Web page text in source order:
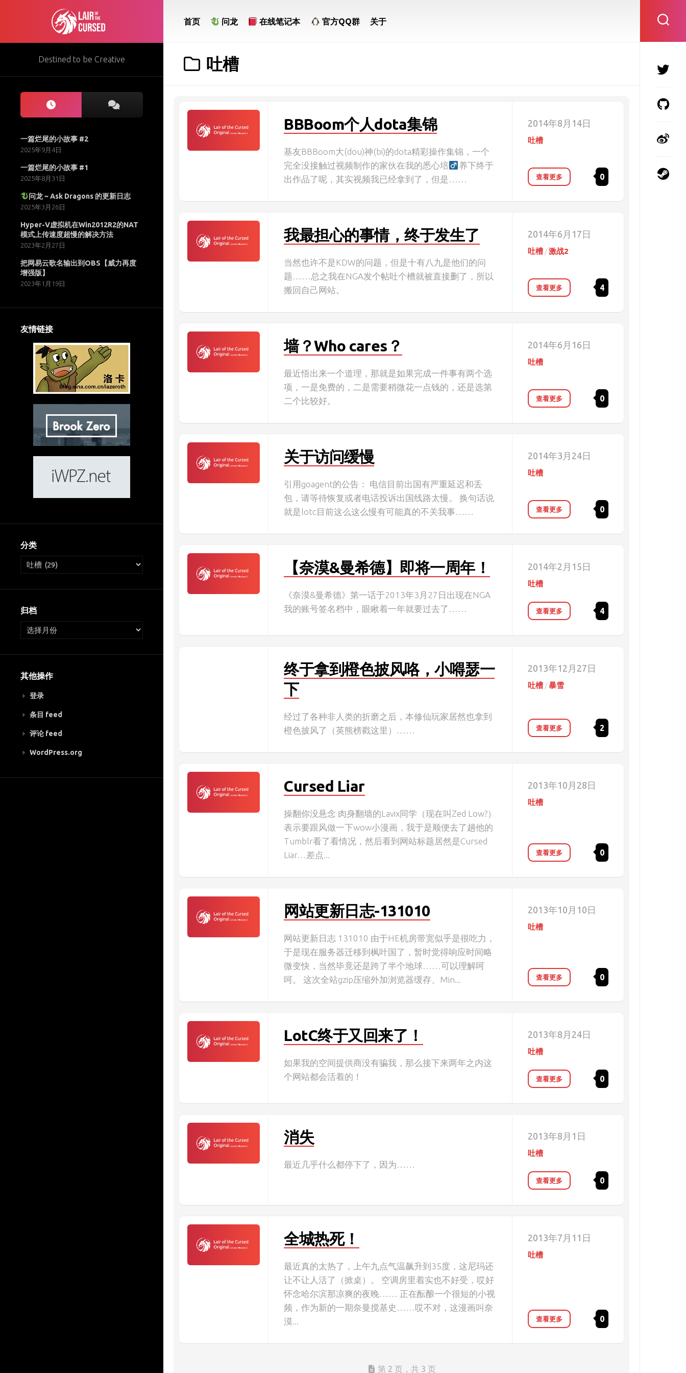
Destined to be Creative
一篇烂尾的小故事 #2
2025年9月4日
一篇烂尾的小故事 #1
2025年8月31日
问龙 ~ Ask Dragons 的更新日志
2025年3月26日
Hyper-V虚拟机在Win2012R2的NAT
模式上传速度超慢的解决方法
2023年2月27日
把网易云歌名输出到OBS【威力再度
增强版】
2023年1月19日
友情链接
分类
归档
其他操作
登录
条目 feed
评论 feed
WordPress.org
首页 问龙 在线笔记本 官方QQ群 关于
吐槽
BBBoom个人dota集锦
基友BBBoom大(dou)神(bi)的dota精彩操作集锦，一个
完全没接触过视频制作的家伙在我的悉心培
养下终于
出作品了呢，其实视频我已经拿到了，但是……
2014年8月14日
吐槽
0
查看更多
我最担心的事情，终于发生了
当然也许不是KDW的问题，但是十有八九是他们的问
题……总之我在NGA发个帖吐个槽就被直接删了，所以
搬回自己网站。
2014年6月17日
吐槽 /激战2
4
查看更多
墙？Who cares？
最近悟出来一个道理，那就是如果完成一件事有两个选
项，一是免费的，二是需要稍微花一点钱的，还是选第
二个比较好。
2014年6月16日
吐槽
0
查看更多
关于访问缓慢
引用goagent的公告： 电信目前出国有严重延迟和丢
包，请等待恢复或者电话投诉出国线路太慢。 换句话说
就是lotc目前这么这么慢有可能真的不关我事……
2014年3月24日
吐槽
0
查看更多
【奈漠&曼希德】即将一周年！
《奈漠&曼希德》第一话于2013年3月27日出现在NGA
我的账号签名档中，眼瞅着一年就要过去了……
2014年2月15日
吐槽
4
查看更多
终于拿到橙色披风咯，小嘚瑟一
下
经过了各种非人类的折磨之后，本修仙玩家居然也拿到
橙色披风了（英熊榜戳这里）……
2013年12月27日
吐槽 /暴雪
2
查看更多
Cursed Liar
操翻你没悬念 肉身翻墙的Lavix同学（现在叫Zed Low?）
表示要跟风做一下wow小漫画，我于是顺便去了趟他的
Tumblr看了看情况，然后看到网站标题居然是Cursed
Liar…差点...
2013年10月28日
吐槽
0
查看更多
网站更新日志-131010
网站更新日志 131010 由于HE机房带宽似乎是很吃力，
于是现在服务器迁移到枫叶国了，暂时觉得响应时间略
微变快，当然毕竟还是跨了半个地球……可以理解呵
呵。 这次全站gzip压缩外加浏览器缓存、Min...
2013年10月10日
吐槽
0
查看更多
LotC终于又回来了！
如果我的空间提供商没有骗我，那么接下来两年之内这
个网站都会活着的！
2013年8月24日
吐槽
0
查看更多
消失
最近几乎什么都停下了，因为……
2013年8月1日
吐槽
0
查看更多
全城热死！
最近真的太热了，上午九点气温飙升到35度，这尼玛还
让不让人活了（掀桌）。 空调房里着实也不好受，哎好
怀念哈尔滨那凉爽的夜晚…… 正在酝酿一个很短的小视
频，作为新的一期奈曼搅基史……哎不对，这漫画叫奈
漠...
2013年7月11日
吐槽
0
查看更多
第 2 页，共 3 页